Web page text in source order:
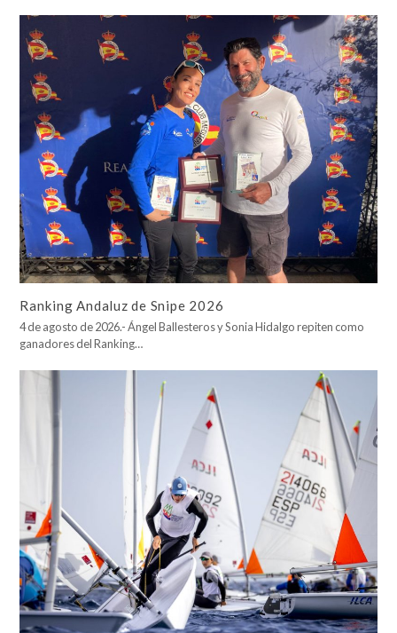
Ranking Andaluz de Snipe 2026
4 de agosto de 2026.- Ángel Ballesteros y Sonia Hidalgo repiten como
ganadores del Ranking…